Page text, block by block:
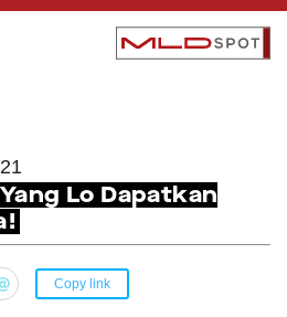
Lo Dapatkan
Copy link